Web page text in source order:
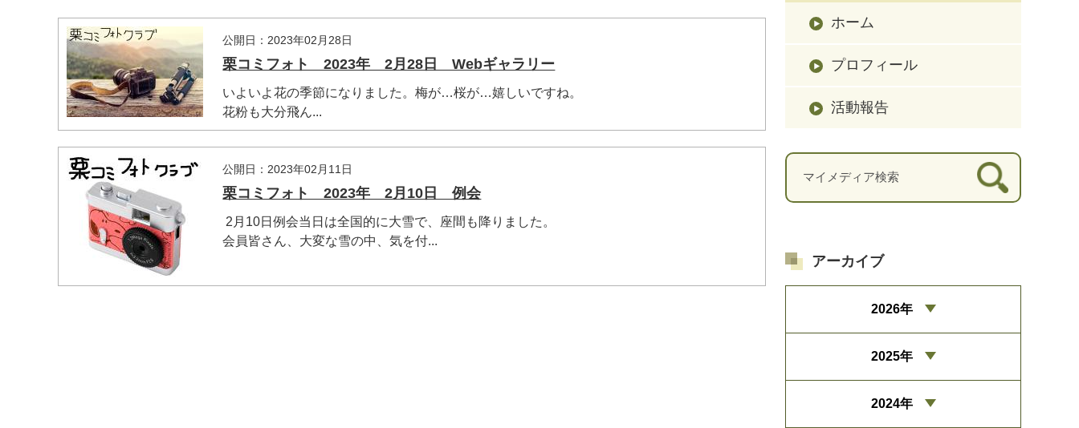
公開日：2023年02月28日
栗コミフォト 2023年 2月28日 Webギャラリー
いよいよ花の季節になりました。梅が…桜が…嬉しいですね。
花粉も大分飛ん...
公開日：2023年02月11日
栗コミフォト 2023年 2月10日 例会
2月10日例会当日は全国的に大雪で、座間も降りました。
会員皆さん、大変な雪の中、気を付...
ホーム
プロフィール
活動報告
マイメディア検索
アーカイブ
2026年
2025年
2024年